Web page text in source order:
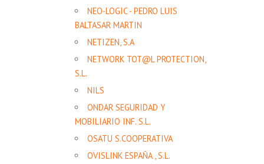
NEO-LOGIC - PEDRO LUIS
BALTASAR MARTIN
NETIZEN, S.A
NETWORK TOT@L PROTECTION,
S.L.
NILS
ONDAR SEGURIDAD Y
MOBILIARIO INF. S.L.
OSATU S.COOPERATIVA
OVISLINK ESPAÑA , S.L.